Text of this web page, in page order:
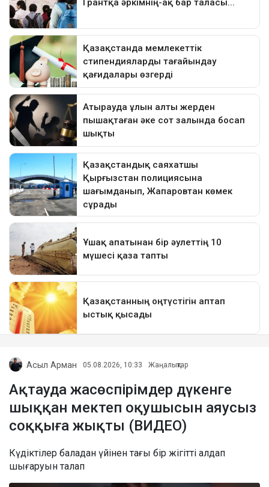
Асыл Арман 05.08.2026, 10:33 Жаңалықтар
Ақтауда жасөспірімдер дүкенге
шыққан мектеп оқушысын аяусыз
соққыға жықты (ВИДЕО)
Күдіктілер баладан үйінен тағы бір жігітті алдап
шығаруын талап